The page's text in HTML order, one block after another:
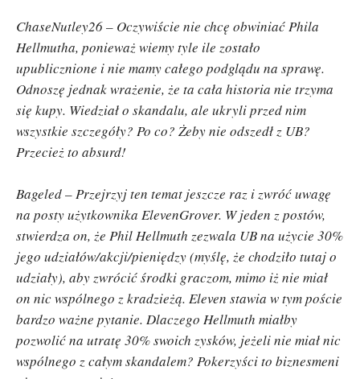
ChaseNutley26 – Oczywiście nie chcę obwiniać Phila
Hellmutha, ponieważ wiemy tyle ile zostało
upublicznione i nie mamy całego podglądu na sprawę.
Odnoszę jednak wrażenie, że ta cała historia nie trzyma
się kupy. Wiedział o skandalu, ale ukryli przed nim
wszystkie szczegóły? Po co? Żeby nie odszedł z UB?
Przecież to absurd!
Bageled – Przejrzyj ten temat jeszcze raz i zwróć uwagę
na posty użytkownika ElevenGrover. W jeden z postów,
stwierdza on, że Phil Hellmuth zezwala UB na użycie 30%
jego udziałów/akcji/pieniędzy (myślę, że chodziło tutaj o
udziały), aby zwrócić środki graczom, mimo iż nie miał
on nic wspólnego z kradzieżą. Eleven stawia w tym poście
bardzo ważne pytanie. Dlaczego Hellmuth miałby
pozwolić na utratę 30% swoich zysków, jeżeli nie miał nic
wspólnego z całym skandalem? Pokerzyści to biznesmeni